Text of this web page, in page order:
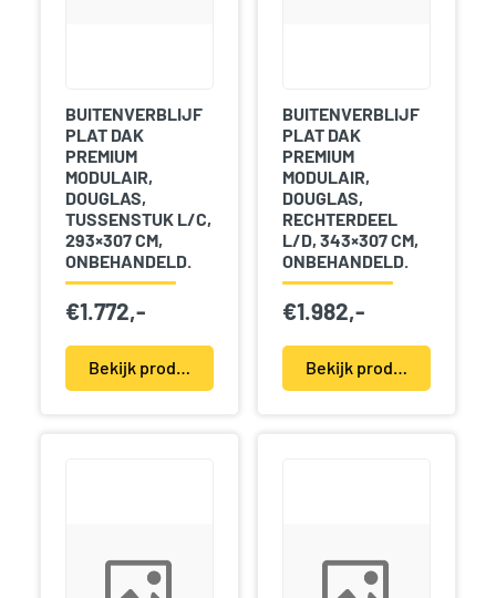
BUITENVERBLIJF
PLAT DAK
PREMIUM
MODULAIR,
DOUGLAS,
TUSSENSTUK L/C,
293×307 CM,
ONBEHANDELD.
€1.772,-
Bekijk product(en)
BUITENVERBLIJF
PLAT DAK
PREMIUM
MODULAIR,
DOUGLAS,
RECHTERDEEL
L/D, 343×307 CM,
ONBEHANDELD.
€1.982,-
Bekijk product(en)